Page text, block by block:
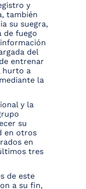
y
también
su suegra,
de fuego
del
entrenar
hurto a
la
y la
su
en otros
en
tres
de este
a su fin,